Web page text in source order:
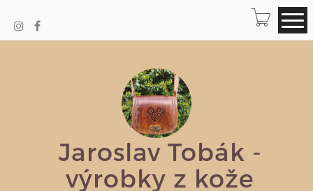
Jaroslav Tobák -
výrobky z kože